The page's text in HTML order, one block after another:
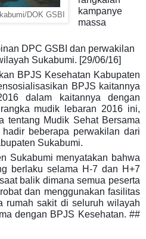
DOK GSBI
kampanye
massa
DPC GSBI dan perwakilan
Sukabumi. [29/06/16]
BPJS Kesehatan Kabupaten
BPJS kaitannya
dalam kaitannya dengan
mudik lebaran 2016 ini,
tentang Mudik Sehat Bersama
beberapa perwakilan dari
Sukabumi.
Sukabumi menyatakan bahwa
berlaku selama H-7 dan H+7
balik dimana semua peserta
dan menggunakan fasilitas
rumah sakit di seluruh wilayah
dengan BPJS Kesehatan. ##